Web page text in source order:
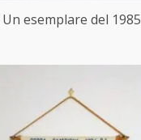
Un esemplare del 1985